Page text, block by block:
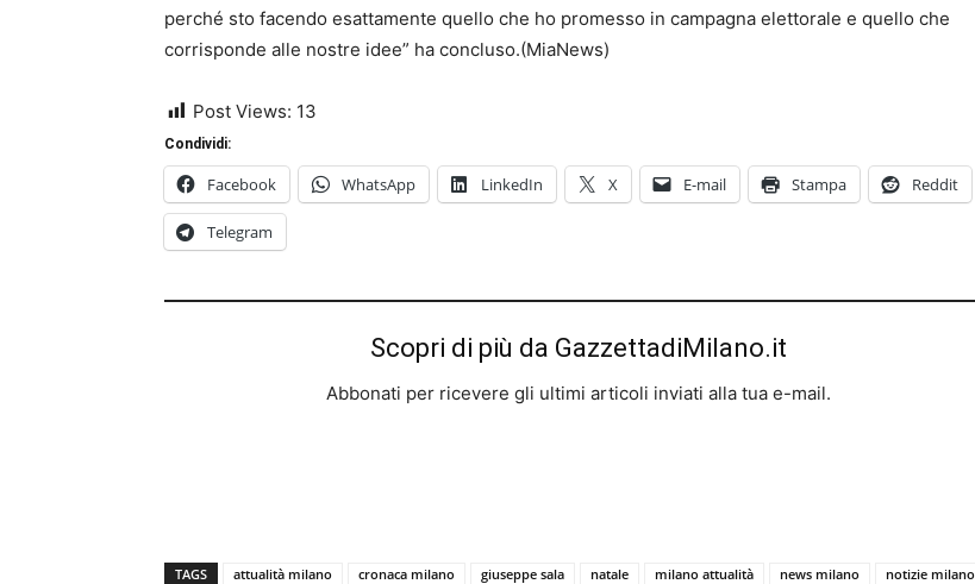
perché sto facendo esattamente quello che ho promesso in campagna elettorale e quello che
corrisponde alle nostre idee” ha concluso.(MiaNews)
Post Views: 13
Condividi:
Facebook WhatsApp LinkedIn X E-mail Stampa Reddit
Telegram
Scopri di più da GazzettadiMilano.it
Abbonati per ricevere gli ultimi articoli inviati alla tua e-mail.
TAGS attualità milano cronaca milano giuseppe sala natale milano attualità news milano
notizie milano